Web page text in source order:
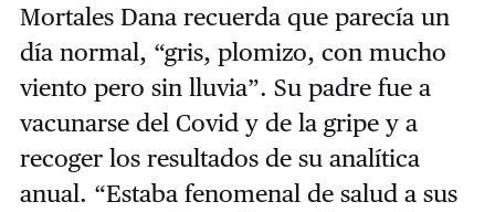
Mortales Dana recuerda que parecía un
día normal, “gris, plomizo, con mucho
viento pero sin lluvia”. Su padre fue a
vacunarse del Covid y de la gripe y a
recoger los resultados de su analítica
anual. “Estaba fenomenal de salud a sus